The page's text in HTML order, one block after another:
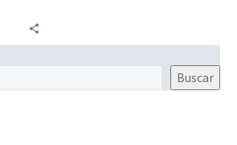
Buscar